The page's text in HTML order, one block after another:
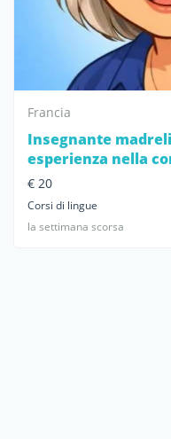
Francia
Insegnante
esperienza nella
€ 20
Corsi di lingue
la settimana scorsa